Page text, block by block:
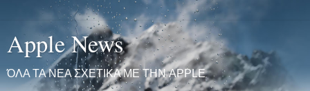
Apple News
ΌΛΑ ΤΑ ΝΕΑ ΣΧΕΤΙΚΑ ΜΕ ΤΗΝ APPLE